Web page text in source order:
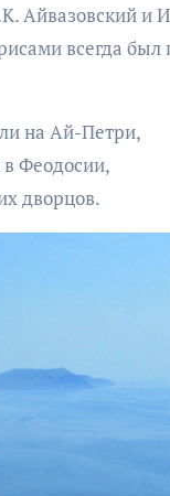
Айвазовский и
всегда был
на Ай-Петри,
в Феодосии,
дворцов.